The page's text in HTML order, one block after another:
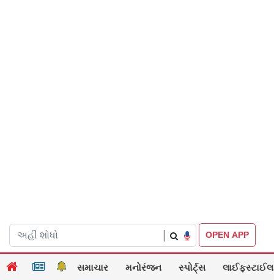
OPEN APP
સમાચાર મનોરંજન સ્પોર્ટ્સ લાઈફસ્ટાઈલ